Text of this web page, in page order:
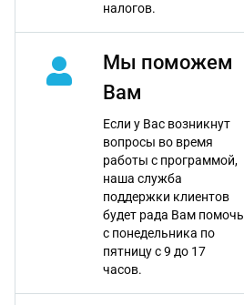
налогов.
Мы поможем
Вам
Если у Вас возникнут
вопросы во время
работы с программой,
наша служба
поддержки клиентов
будет рада Вам помочь
с понедельника по
пятницу с 9 до 17
часов.